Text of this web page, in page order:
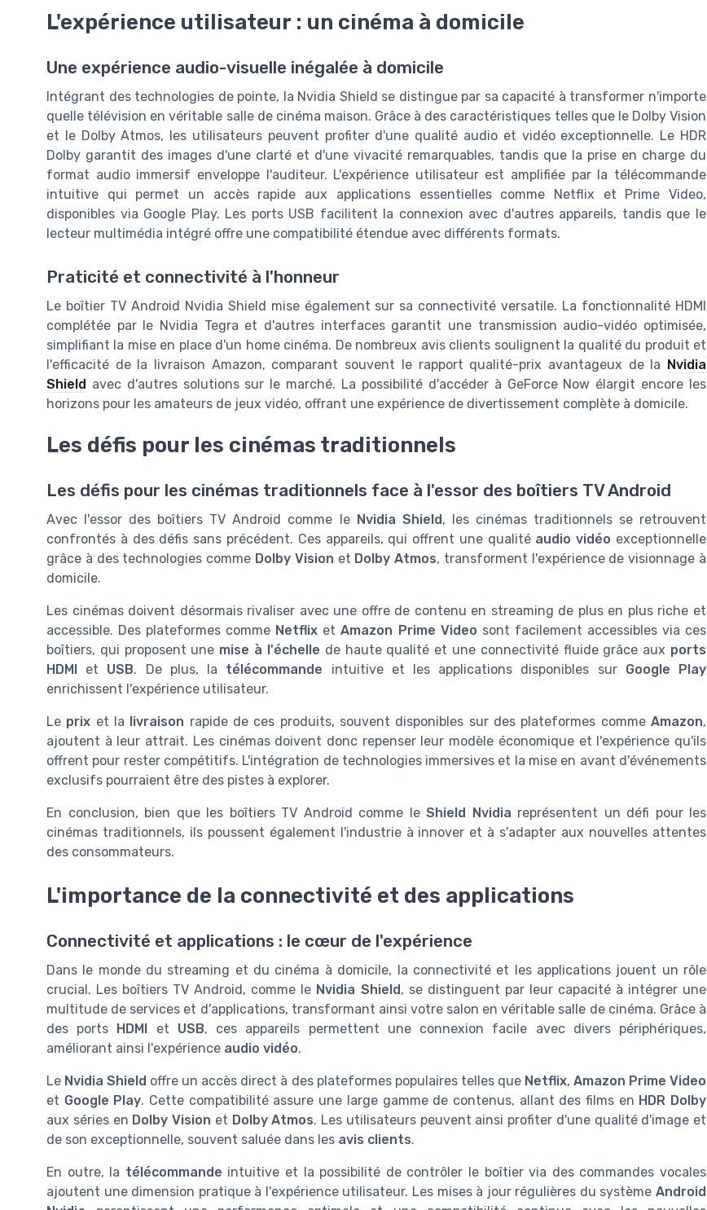
L'expérience utilisateur : un cinéma à domicile
Une expérience audio-visuelle inégalée à domicile
Intégrant des technologies de pointe, la Nvidia Shield se distingue par sa capacité à transformer n'importe
quelle télévision en véritable salle de cinéma maison. Grâce à des caractéristiques telles que le Dolby Vision
et le Dolby Atmos, les utilisateurs peuvent profiter d'une qualité audio et vidéo exceptionnelle. Le HDR
Dolby garantit des images d'une clarté et d'une vivacité remarquables, tandis que la prise en charge du
format audio immersif enveloppe l'auditeur. L'expérience utilisateur est amplifiée par la télécommande
intuitive qui permet un accès rapide aux applications essentielles comme Netflix et Prime Video,
disponibles via Google Play. Les ports USB facilitent la connexion avec d'autres appareils, tandis que le
lecteur multimédia intégré offre une compatibilité étendue avec différents formats.
Praticité et connectivité à l'honneur
Le boîtier TV Android Nvidia Shield mise également sur sa connectivité versatile. La fonctionnalité HDMI
complétée par le Nvidia Tegra et d'autres interfaces garantit une transmission audio-vidéo optimisée,
simplifiant la mise en place d'un home cinéma. De nombreux avis clients soulignent la qualité du produit et
l'efficacité de la livraison Amazon, comparant souvent le rapport qualité-prix avantageux de la
Nvidia
Shield avec d'autres solutions sur le marché. La possibilité d'accéder à GeForce Now élargit encore les
horizons pour les amateurs de jeux vidéo, offrant une expérience de divertissement complète à domicile.
Les défis pour les cinémas traditionnels
Les défis pour les cinémas traditionnels face à l'essor des boîtiers TV Android
Avec l'essor des boîtiers TV Android comme le Nvidia Shield, les cinémas traditionnels se retrouvent
confrontés à des défis sans précédent. Ces appareils, qui offrent une qualité audio vidéo exceptionnelle
grâce à des technologies comme Dolby Vision et Dolby Atmos, transforment l'expérience de visionnage à
domicile.
Les cinémas doivent désormais rivaliser avec une offre de contenu en streaming de plus en plus riche et
accessible. Des plateformes comme Netflix etAmazon Prime Video sont facilement accessibles via ces
boîtiers, qui proposent une mise à l'échelle de haute qualité et une connectivité fluide grâce aux ports
HDMI et USB. De plus, la télécommande intuitive et les applications disponibles sur Google Play
enrichissent l'expérience utilisateur.
Le prix et la livraison rapide de ces produits, souvent disponibles sur des plateformes commeAmazon,
ajoutent à leur attrait. Les cinémas doivent donc repenser leur modèle économique et l'expérience qu'ils
offrent pour rester compétitifs. L'intégration de technologies immersives et la mise en avant d'événements
exclusifs pourraient être des pistes à explorer.
En conclusion, bien que les boîtiers TV Android comme le Shield Nvidia représentent un défi pour les
cinémas traditionnels, ils poussent également l'industrie à innover et à s'adapter aux nouvelles attentes
des consommateurs.
L'importance de la connectivité et des applications
Connectivité et applications : le cœur de l'expérience
Dans le monde du streaming et du cinéma à domicile, la connectivité et les applications jouent un rôle
crucial. Les boîtiers TV Android, comme le Nvidia Shield, se distinguent par leur capacité à intégrer une
multitude de services et d'applications, transformant ainsi votre salon en véritable salle de cinéma. Grâce à
des ports HDMI et USB, ces appareils permettent une connexion facile avec divers périphériques,
améliorant ainsi l'expérience audio vidéo.
Le Nvidia Shield offre un accès direct à des plateformes populaires telles que Netflix, Amazon Prime Video
et Google Play. Cette compatibilité assure une large gamme de contenus, allant des films en HDR Dolby
aux séries en Dolby Vision et Dolby Atmos. Les utilisateurs peuvent ainsi profiter d'une qualité d'image et
de son exceptionnelle, souvent saluée dans les avis clients.
En outre, la télécommande intuitive et la possibilité de contrôler le boîtier via des commandes vocales
ajoutent une dimension pratique à l'expérience utilisateur. Les mises à jour régulières du système Android